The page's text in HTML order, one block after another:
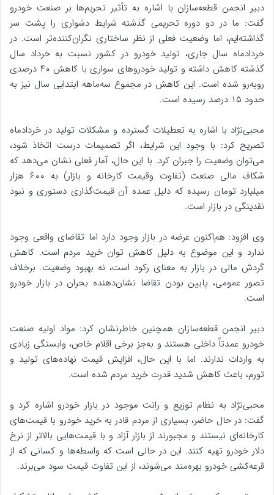
دبیر انجمن قطعه‌سازان با اشاره به تأثیر تحریم‌ها بر صنعت خودرو
گفت: ما در دو دوره تحریمی گذشته شرایط دشواری را پشت سر
گذاشته‌ایم، اما وضعیت فعلی از نظر ساختاری نگران‌کننده‌تر است. در
خردادماه سال جاری، تولید خودرو در کشور نسبت به خرداد سال
گذشته کاهش داشته و تولید خودروهای سواری با کاهش ۴۰ درصدی
روبه‌رو شده است. این کاهش در مجموع سه‌ماهه ابتدایی سال نیز به
حدود ۱۵ درصد رسیده است.
محبی‌نژاد با اشاره به تعطیلات گسترده و مشکلات تولید در خردادماه
تصریح کرد: با وجود این شرایط، اگر تصمیمات درست اتخاذ شود،
می‌توان وضعیت را جبران کرد. با این حال، آمار فعلی نشان می‌دهد که
شکاف مالی صنعت (تفاوت وقیمت کارخانه و بازار) به ۶۰۰ هزار
میلیارد تومان رسیده که دلیل عمده آن قیمت‌گذاری دستوری و نبود
نقدینگی در بازار است.
وی افزود: هم‌اکنون عرضه در بازار وجود دارد اما تقاضای واقعی وجود
ندارد و این موضوع به دلیل کاهش توان خرید مردم است. کاهش
گردش مالی در بازار به معنای رکود است، نه بهبود وضعیت. برخلاف
تصور عمومی، پایین بودن تقاضا نشان‌دهنده بحران در بازار خودرو
است.
دبیر انجمن قطعه‌سازان همچنین خاطرنشان کرد: مواد اولیه صنعت
خودرو عمدتاً داخلی هستند و به‌جز برخی اقلام خاص، وابستگی زیادی
به واردات ندارند. اما با این حال، افزایش قیمت نهاده‌های تولید و
تورم، باعث کاهش شدید قدرت خرید مردم شده است.
محبی‌نژاد به نظام توزیع و رانت موجود در بازار خودرو اشاره کرد و
گفت: در حال حاضر، بسیاری از مردم قادر به خرید خودرو با قیمت‌های
کارخانه‌ای نیستند و مجبورند از بازار آزاد و با قیمت‌هایی بالاتر از نرخ
دلار خودرو تهیه کنند. این در حالی است که واسطه‌ها و کسانی که از
قرعه‌کشی خودرو بهره‌مند می‌شوند، از این تفاوت قیمت سود می‌برند.